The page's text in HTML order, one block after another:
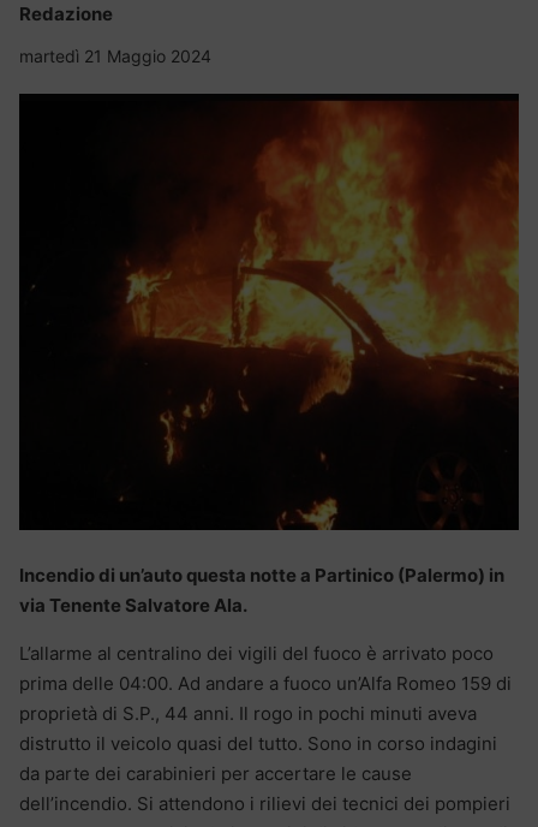
Redazione
martedì 21 Maggio 2024
Incendio di un’auto questa notte a Partinico (Palermo) in
via Tenente Salvatore Ala.
L’allarme al centralino dei vigili del fuoco è arrivato poco
prima delle 04:00. Ad andare a fuoco un’Alfa Romeo 159 di
proprietà di S.P., 44 anni. Il rogo in pochi minuti aveva
distrutto il veicolo quasi del tutto. Sono in corso indagini
da parte dei carabinieri per accertare le cause
dell’incendio. Si attendono i rilievi dei tecnici dei pompieri